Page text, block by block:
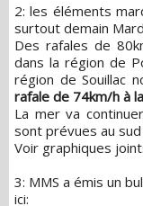
2: les éléments
surtout demain
Des rafales de
dans la région de
région de Souillac
rafale de 74km/h à
La mer va
sont prévues au sud
Voir graphiques
3: MMS a émis un
ici: